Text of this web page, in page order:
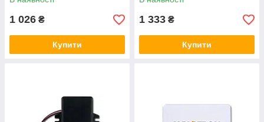
1 026 ₴
Купити
1 333 ₴
Купити